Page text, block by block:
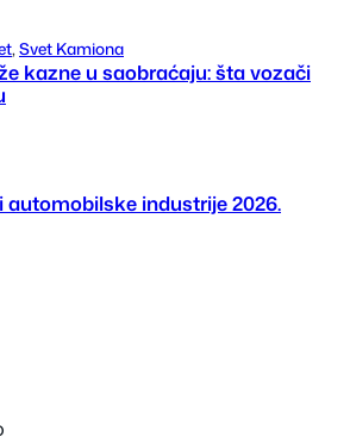
, Svet Kamiona
kazne u saobraćaju: šta vozači
automobilske industrije 2026.